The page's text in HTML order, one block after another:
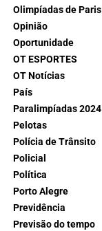
Olimpíadas de Paris
Opinião
Oportunidade
OT ESPORTES
OT Notícias
País
Paralimpíadas 2024
Pelotas
Polícia de Trânsito
Policial
Política
Porto Alegre
Previdência
Previsão do tempo